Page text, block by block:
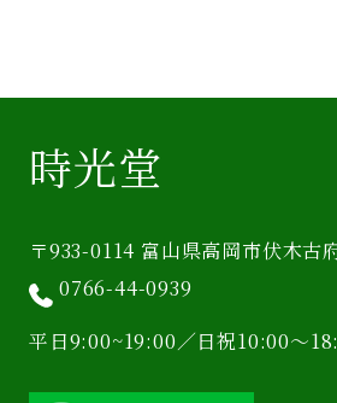
時光堂
〒933-0114 富山県高岡市伏木古
0766-44-0939
平日9:00~19:00／日祝10:00〜